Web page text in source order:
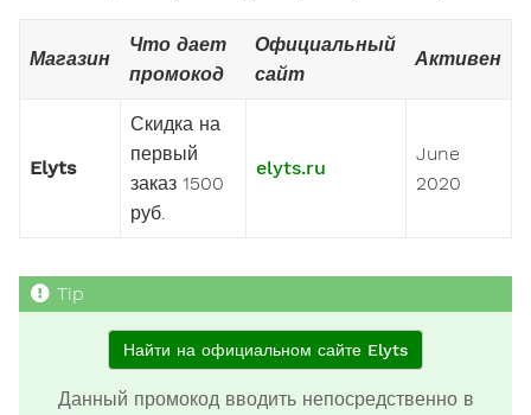
Магазин
Что дает
промокод
Официальный
сайт
Активен
Elyts
Скидка на
первый
заказ 1500
руб.
elyts.ru
June
2020
Найти на официальном сайте Elyts
Данный промокод вводить непосредственно в